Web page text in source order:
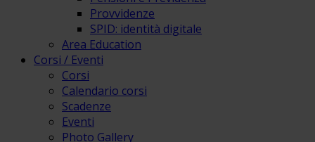
Provvidenze
SPID: identità digitale
Area Education
Corsi / Eventi
Corsi
Calendario corsi
Scadenze
Eventi
Photo Gallery